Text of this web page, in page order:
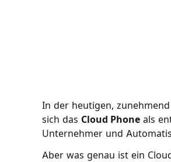
In der heutigen,
sich das Cloud Phone als
Unternehmer und
Aber was genau ist ein